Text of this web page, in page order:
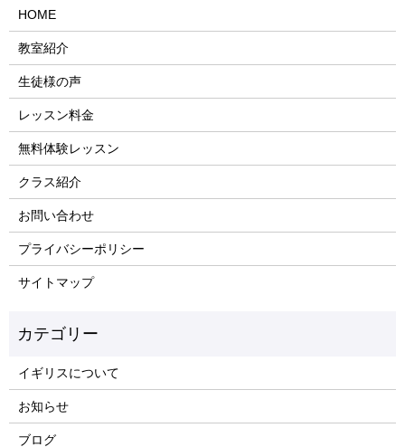
HOME
教室紹介
生徒様の声
レッスン料金
無料体験レッスン
クラス紹介
お問い合わせ
プライバシーポリシー
サイトマップ
イギリスについて
お知らせ
ブログ